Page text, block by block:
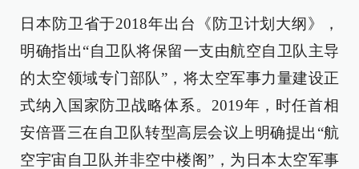
日本防卫省于2018年出台《防卫计划大纲》，
明确指出“自卫队将保留一支由航空自卫队主导
的太空领域专门部队”，将太空军事力量建设正
式纳入国家防卫战略体系。2019年，时任首相
安倍晋三在自卫队转型高层会议上明确提出“航
空宇宙自卫队并非空中楼阁”，为日本太空军事